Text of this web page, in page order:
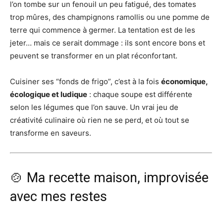
l’on tombe sur un fenouil un peu fatigué, des tomates
trop mûres, des champignons ramollis ou une pomme de
terre qui commence à germer. La tentation est de les
jeter… mais ce serait dommage : ils sont encore bons et
peuvent se transformer en un plat réconfortant.
Cuisiner ses “fonds de frigo”, c’est à la fois économique,
écologique et ludique : chaque soupe est différente
selon les légumes que l’on sauve. Un vrai jeu de
créativité culinaire où rien ne se perd, et où tout se
transforme en saveurs.
🍲 Ma recette maison, improvisée
avec mes restes